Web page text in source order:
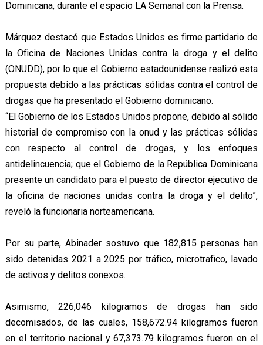
Dominicana, durante el espacio LA Semanal con la Prensa.
Márquez destacó que Estados Unidos es firme partidario de
la Oficina de Naciones Unidas contra la droga y el delito
(ONUDD), por lo que el Gobierno estadounidense realizó esta
propuesta debido a las prácticas sólidas contra el control de
drogas que ha presentado el Gobierno dominicano.
“El Gobierno de los Estados Unidos propone, debido al sólido
historial de compromiso con la onud y las prácticas sólidas
con respecto al control de drogas, y los enfoques
antidelincuencia; que el Gobierno de la República Dominicana
presente un candidato para el puesto de director ejecutivo de
la oficina de naciones unidas contra la droga y el delito”,
reveló la funcionaria norteamericana.
Por su parte, Abinader sostuvo que 182,815 personas han
sido detenidas 2021 a 2025 por tráfico, microtrafico, lavado
de activos y delitos conexos.
Asimismo, 226,046 kilogramos de drogas han sido
decomisados, de las cuales, 158,672.94 kilogramos fueron
en el territorio nacional y 67,373.79 kilogramos fueron en el